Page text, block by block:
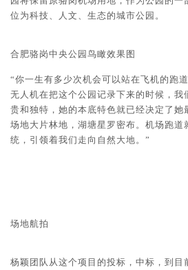
位为科技、人文、生态的城市公园。
合肥骆岗中央公园鸟瞰效果图
“你一生有多少次机会可以站在飞机的跑
无人机在把这个公园记录下来的时候，我
贵和独特，她的本底特色就已经决定了她
场地大片林地，湖塘星罗密布。机场跑道
统，引领着我们走向自然大地。 ”
场地航拍
杨颖团队从这个项目的投标，中标，到目